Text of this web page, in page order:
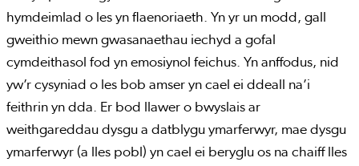
hymdeimlad o les yn flaenoriaeth. Yn yr un modd, gall
gweithio mewn gwasanaethau iechyd a gofal
cymdeithasol fod yn emosiynol feichus. Yn anffodus, nid
yw’r cysyniad o les bob amser yn cael ei ddeall na’i
feithrin yn dda. Er bod llawer o bwyslais ar
weithgareddau dysgu a datblygu ymarferwyr, mae dysgu
ymarferwyr (a lles pobl) yn cael ei beryglu os na chaiff lles